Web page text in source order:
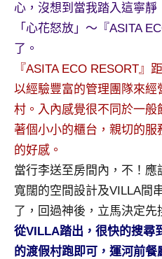
哥
窟
泰
國
旅
書
作
者、
各
發
表
會
及
活
心，沒想到當我踏入這寧
「心花怒放」～『ASITA
了。
『ASITA ECO RESORT』
以經驗豐富的管理團隊來
村。入內感覺很不同於一
著個小小的櫃台，親切的服
的好感。
當行李送至房間內，不！
寬闊的空間設計及VILLA間
了，回過神後，立馬決定先
從VILLA踏出，很快的搜尋
的渡假村跑即可，運河前